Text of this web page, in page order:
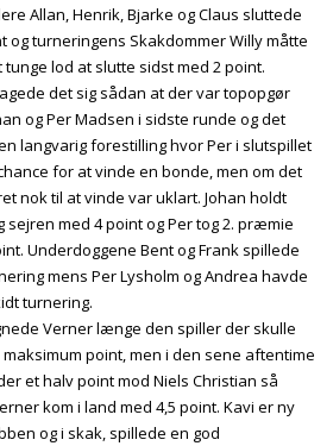
Allan, Henrik, Bjarke og Claus sluttede
og turneringens Skakdommer Willy måtte
lod at slutte sidst med 2 point.
det sig sådan at der var topopgør
og Per Madsen i sidste runde og det
langvarig forestilling hvor Per i slutspillet
for at vinde en bonde, men om det
nok til at vinde var uklart. Johan holdt
sejren med 4 point og Per tog 2. præmie
Underdoggene Bent og Frank spillede
mens Per Lysholm og Andrea havde
turnering.
Verner længe den spiller der skulle
point, men i den sene aftentime
et halv point mod Niels Christian så
kom i land med 4,5 point. Kavi er ny
og i skak, spillede en god